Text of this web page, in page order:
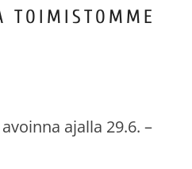
TOIMISTOMME
ajalla 29.6. –